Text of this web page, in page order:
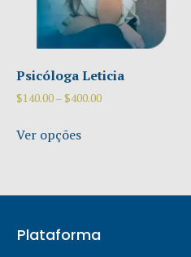
Psicóloga Leticia
$140.00–$400.00
Ver opções
Plataforma